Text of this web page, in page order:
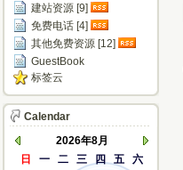
建站资源 [9]
免费电话 [4]
其他免费资源 [12]
GuestBook
标签云
Calendar
2026年8月
日
一 二 三 四 五 六